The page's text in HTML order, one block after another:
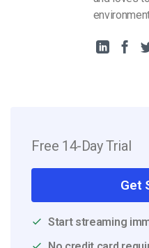
Free 14-Day Trial
Get
Start streaming